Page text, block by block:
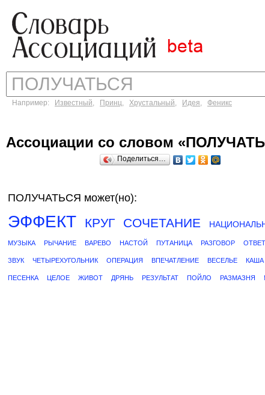
Например: Известный, Принц, Хрустальный, Идея, Феникс
Ассоциации со словом
Поделиться…
ПОЛУЧАТЬСЯ может(но):
ЭФФЕКТ КРУГ СОЧЕТАНИЕ
МУЗЫКА РЫЧАНИЕ ВАРЕВО НАСТОЙ ПУТАНИЦА РАЗГОВОР ОТВЕТ
ЗВУК ЧЕТЫРЕХУГОЛЬНИК ОПЕРАЦИЯ ВПЕЧАТЛЕНИЕ ВЕСЕЛЬЕ КАША
ПЕСЕНКА ЦЕЛОЕ ЖИВОТ ДРЯНЬ РЕЗУЛЬТАТ ПОЙЛО РАЗМАЗНЯ